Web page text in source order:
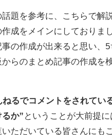
話題を参考に、こちらで解
成をメインにしておりま
の作成が出来ると思い、5
らのまとめ記事の作成を
ねるでコメントをされてい
か” ということが大前提に
ただいている皆さんにも